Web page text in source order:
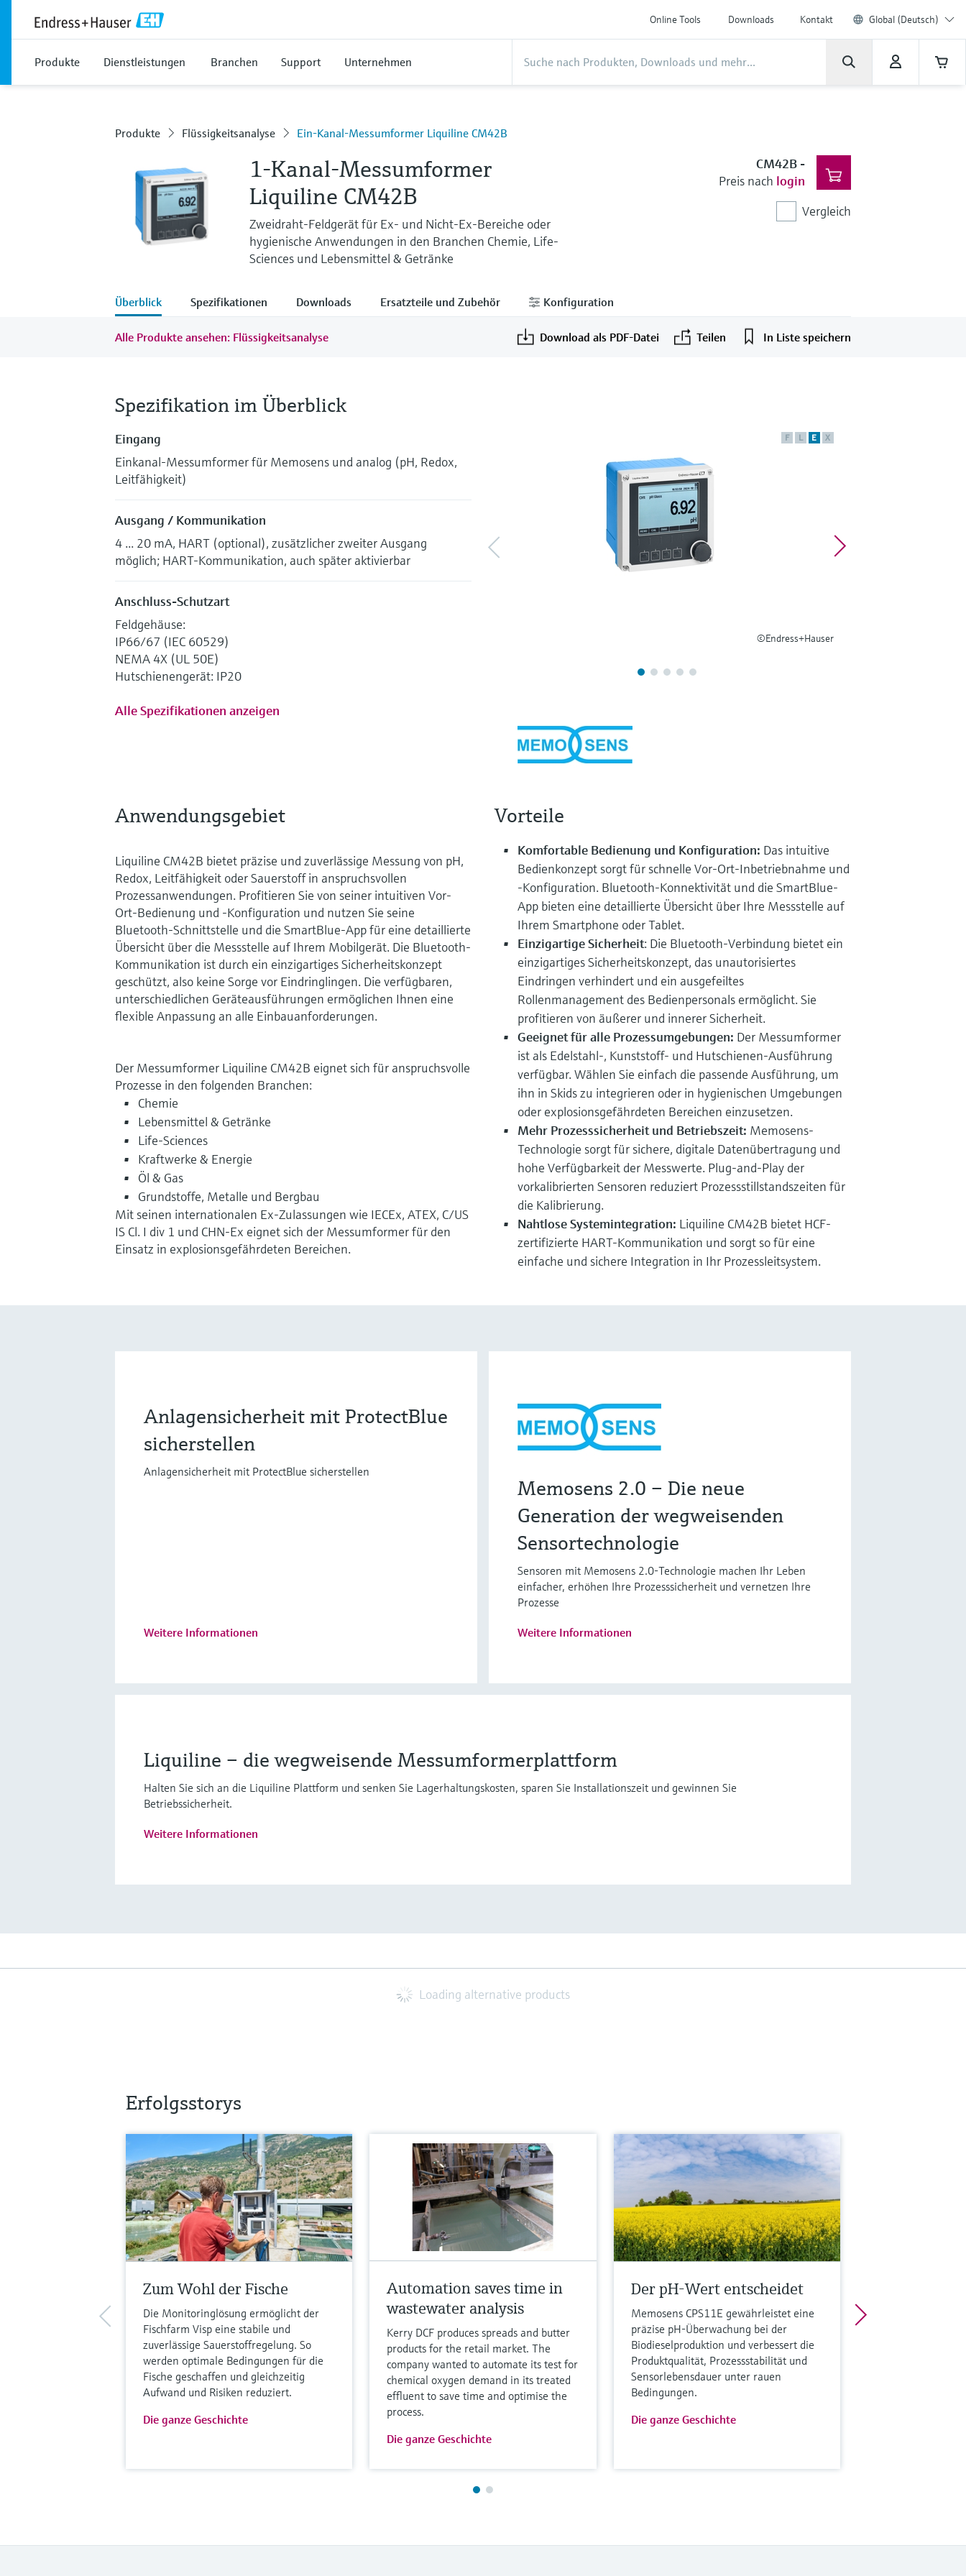
Online Tools Downloads Kontakt Global (Deutsch)
Produkte Dienstleistungen Branchen Support Unternehmen
Produkte Flüssigkeitsanalyse Ein-Kanal-Messumformer Liquiline CM42B
1-Kanal-Messumformer
Liquiline CM42B
Zweidraht-Feldgerät für Ex- und Nicht-Ex-Bereiche oder
hygienische Anwendungen in den Branchen Chemie, Life-
Sciences und Lebensmittel & Getränke
CM42B-
Preis nach login
Vergleich
Überblick Spezifikationen Downloads Ersatzteile und Zubehör Konfiguration
Alle Produkte ansehen: Flüssigkeitsanalyse Download als PDF-Datei Teilen In Liste speichern
F L E X
©Endress+Hauser
Spezifikation im Überblick
Eingang
Einkanal-Messumformer für Memosens und analog (pH, Redox,
Leitfähigkeit)
Ausgang / Kommunikation
4 ... 20 mA, HART (optional), zusätzlicher zweiter Ausgang
möglich; HART-Kommunikation, auch später aktivierbar
Anschluss-Schutzart
Feldgehäuse:
IP66/67 (IEC 60529)
NEMA 4X (UL 50E)
Hutschienengerät: IP20
Alle Spezifikationen anzeigen
Anwendungsgebiet
Liquiline CM42B bietet präzise und zuverlässige Messung von pH,
Redox, Leitfähigkeit oder Sauerstoff in anspruchsvollen
Prozessanwendungen. Profitieren Sie von seiner intuitiven Vor-
Ort-Bedienung und -Konfiguration und nutzen Sie seine
Bluetooth-Schnittstelle und die SmartBlue-App für eine detaillierte
Übersicht über die Messstelle auf Ihrem Mobilgerät. Die Bluetooth-
Kommunikation ist durch ein einzigartiges Sicherheitskonzept
geschützt, also keine Sorge vor Eindringlingen. Die verfügbaren,
unterschiedlichen Geräteausführungen ermöglichen Ihnen eine
flexible Anpassung an alle Einbauanforderungen.
Der Messumformer Liquiline CM42B eignet sich für anspruchsvolle
Prozesse in den folgenden Branchen:
Chemie
Lebensmittel & Getränke
Life-Sciences
Kraftwerke & Energie
Öl & Gas
Grundstoffe, Metalle und Bergbau
Mit seinen internationalen Ex-Zulassungen wie IECEx, ATEX, C/US
IS Cl. I div 1 und CHN-Ex eignet sich der Messumformer für den
Einsatz in explosionsgefährdeten Bereichen.
Vorteile
Komfortable Bedienung und Konfiguration: Das intuitive
Bedienkonzept sorgt für schnelle Vor-Ort-Inbetriebnahme und
-Konfiguration. Bluetooth-Konnektivität und die SmartBlue-
App bieten eine detaillierte Übersicht über Ihre Messstelle auf
Ihrem Smartphone oder Tablet.
Einzigartige Sicherheit: Die Bluetooth-Verbindung bietet ein
einzigartiges Sicherheitskonzept, das unautorisiertes
Eindringen verhindert und ein ausgefeiltes
Rollenmanagement des Bedienpersonals ermöglicht. Sie
profitieren von äußerer und innerer Sicherheit.
Geeignet für alle Prozessumgebungen: Der Messumformer
ist als Edelstahl-, Kunststoff- und Hutschienen-Ausführung
verfügbar. Wählen Sie einfach die passende Ausführung, um
ihn in Skids zu integrieren oder in hygienischen Umgebungen
oder explosionsgefährdeten Bereichen einzusetzen.
Mehr Prozesssicherheit und Betriebszeit: Memosens-
Technologie sorgt für sichere, digitale Datenübertragung und
hohe Verfügbarkeit der Messwerte. Plug-and-Play der
vorkalibrierten Sensoren reduziert Prozessstillstandszeiten für
die Kalibrierung.
Nahtlose Systemintegration: Liquiline CM42B bietet HCF-
zertifizierte HART-Kommunikation und sorgt so für eine
einfache und sichere Integration in Ihr Prozessleitsystem.
Anlagensicherheit mit ProtectBlue
sicherstellen
Anlagensicherheit mit ProtectBlue sicherstellen
Weitere Informationen
Memosens 2.0 – Die neue
Generation der wegweisenden
Sensortechnologie
Sensoren mit Memosens 2.0-Technologie machen Ihr Leben
einfacher, erhöhen Ihre Prozesssicherheit und vernetzen Ihre
Prozesse
Weitere Informationen
Liquiline – die wegweisende Messumformerplattform
Halten Sie sich an die Liquiline Plattform und senken Sie Lagerhaltungskosten, sparen Sie Installationszeit und gewinnen Sie
Betriebssicherheit.
Weitere Informationen
Loading alternative products
Erfolgsstorys
Zum Wohl der Fische
Die Monitoringlösung ermöglicht der
Fischfarm Visp eine stabile und
zuverlässige Sauerstoffregelung. So
werden optimale Bedingungen für die
Fische geschaffen und gleichzeitig
Aufwand und Risiken reduziert.
Die ganze Geschichte
Automation saves time in
wastewater analysis
Kerry DCF produces spreads and butter
products for the retail market. The
company wanted to automate its test for
chemical oxygen demand in its treated
effluent to save time and optimise the
process.
Die ganze Geschichte
Der pH-Wert entscheidet
Memosens CPS11E gewährleistet eine
präzise pH-Überwachung bei der
Biodieselproduktion und verbessert die
Produktqualität, Prozessstabilität und
Sensorlebensdauer unter rauen
Bedingungen.
Die ganze Geschichte